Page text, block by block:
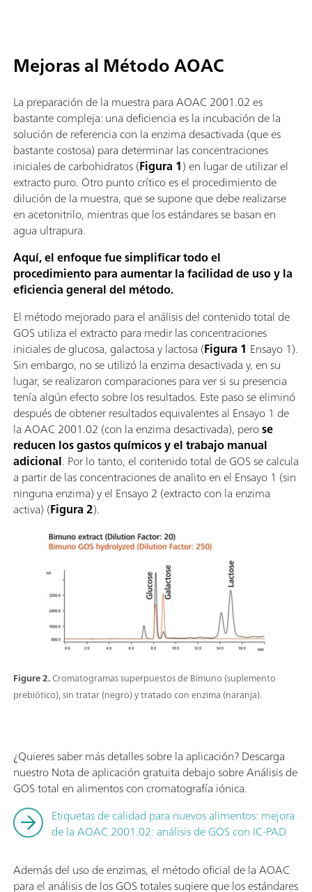
Figure 2.Cromatogramas superpuestos de Bimuno (suplemento
prebiótico), sin tratar (negro) y tratado con enzima (naranja).
Mejoras al Método AOAC
La preparación de la muestra para AOAC 2001.02 es
bastante compleja: una deficiencia es la incubación de la
solución de referencia con la enzima desactivada (que es
bastante costosa) para determinar las concentraciones
iniciales de carbohidratos (Figura 1) en lugar de utilizar el
extracto puro. Otro punto crítico es el procedimiento de
dilución de la muestra, que se supone que debe realizarse
en acetonitrilo, mientras que los estándares se basan en
agua ultrapura.
Aquí, el enfoque fue simplificar todo el
procedimiento para aumentar la facilidad de uso y la
eficiencia general del método.
El método mejorado para el análisis del contenido total de
GOS utiliza el extracto para medir las concentraciones
iniciales de glucosa, galactosa y lactosa (Figura 1 Ensayo 1).
Sin embargo, no se utilizó la enzima desactivada y, en su
lugar, se realizaron comparaciones para ver si su presencia
tenía algún efecto sobre los resultados. Este paso se eliminó
después de obtener resultados equivalentes al Ensayo 1 de
la AOAC 2001.02 (con la enzima desactivada), perose
reducen los gastos químicos y el trabajo manual
adicional. Por lo tanto, el contenido total de GOS se calcula
a partir de las concentraciones de analito en el Ensayo 1 (sin
ninguna enzima) y el Ensayo 2 (extracto con la enzima
activa) (Figura 2).
¿Quieres saber más detalles sobre la aplicación? Descarga
nuestro Nota de aplicación gratuita debajo sobre Análisis de
GOS total en alimentos con cromatografía iónica.
Etiquetas de calidad para nuevos alimentos: mejora
de la AOAC 2001.02: análisis de GOS con IC-PAD
Además del uso de enzimas, el método oficial de la AOAC
para el análisis de los GOS totales sugiere que los estándares